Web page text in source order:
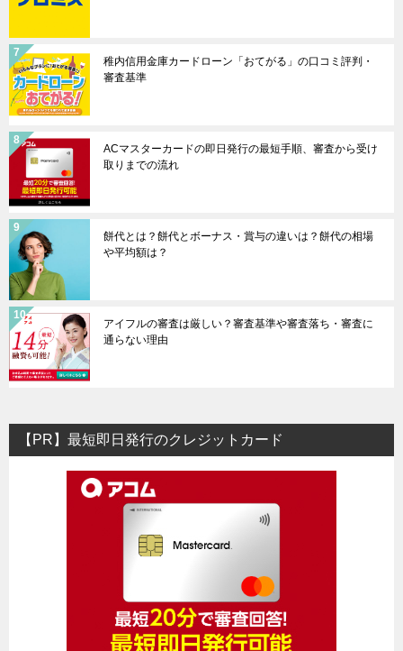
稚内信用金庫カードローン「おてがる」の口コミ評判・
審査基準
ACマスターカードの即日発行の最短手順、審査から受け
取りまでの流れ
餅代とは？餅代とボーナス・賞与の違いは？餅代の相場
や平均額は？
アイフルの審査は厳しい？審査基準や審査落ち・審査に
通らない理由
【PR】最短即日発行のクレジットカード